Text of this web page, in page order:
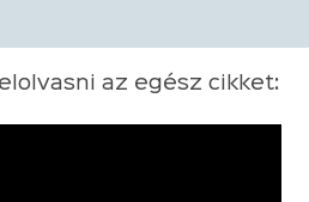
az egész cikket: